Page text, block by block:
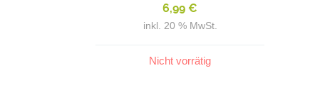
6,99€
inkl. 20 % MwSt.
Nicht vorrätig